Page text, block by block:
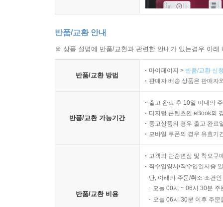
반품/교환 안내
※ 상품 설명에 반품/교환과 관련한 안내가 있는경우 아
반품/교환 방법
마이페이지 > 반품/교환 신
판매자 배송 상품은 판매자
반품/교환 가능기간
출고 완료 후 10일 이내의
디지털 콘텐츠인 eBook의
중고상품의 경우 출고 완료
모바일 쿠폰의 경우 유효기
반품/교환 비용
고객의 단순변심 및 착오구
직수입양서/직수입일서중
단, 아래의 주문/취소 조건
오늘 00시 ~ 06시 30분
오늘 06시 30분 이후 주